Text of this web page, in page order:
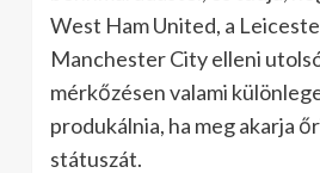
West Ham United, a
Manchester City elleni
mérkőzésen valami
produkálnia, ha meg akarja
státuszát.